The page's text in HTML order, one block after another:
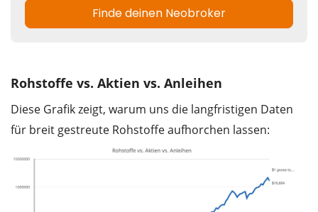
Rohstoffe vs. Aktien vs. Anleihen
Diese Grafik zeigt, warum uns die langfristigen Daten
für breit gestreute Rohstoffe aufhorchen lassen: